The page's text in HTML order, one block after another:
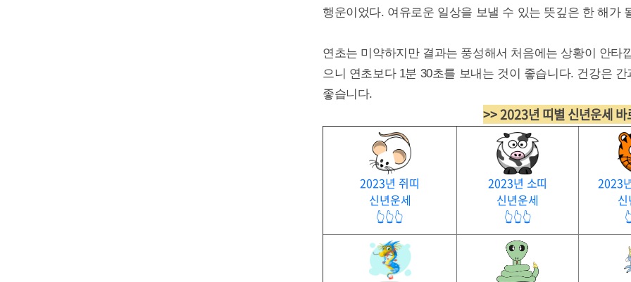
행운이었다. 여유로운 일상을 보낼 수 있는 뜻깊은 한 해가
연초는 미약하지만 결과는 풍성해서 처음에는 상황이 안타
으니 연초보다 1분 30초를 보내는 것이 좋습니다. 건강은
좋습니다.
>> 2023년 띠별 신년운세
2023년 쥐띠
신년운세
👆👆👆
2023년 소띠
신년운세
👆👆👆
2023